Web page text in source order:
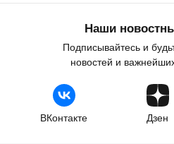
Наши
Подписывайтесь и
новостей и
ВКонтакте Дзен